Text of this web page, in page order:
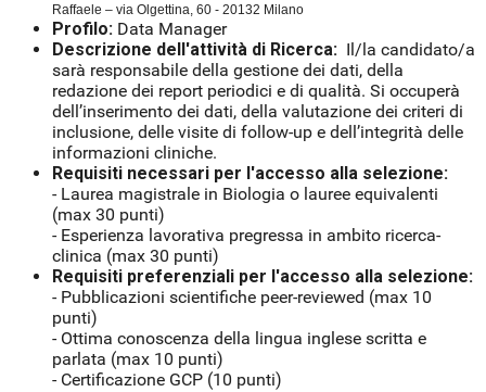
Raffaele – via Olgettina, 60 - 20132 Milano
Profilo: Data Manager
Descrizione dell'attività di Ricerca: Il/la candidato/a
sarà responsabile della gestione dei dati, della
redazione dei report periodici e di qualità. Si occuperà
dell’inserimento dei dati, della valutazione dei criteri di
inclusione, delle visite di follow-up e dell’integrità delle
informazioni cliniche.
Requisiti necessari per l'accesso alla selezione:
- Laurea magistrale in Biologia o lauree equivalenti
(max 30 punti)
- Esperienza lavorativa pregressa in ambito ricerca-
clinica (max 30 punti)
Requisiti preferenziali per l'accesso alla selezione:
- Pubblicazioni scientifiche peer-reviewed (max 10
punti)
- Ottima conoscenza della lingua inglese scritta e
parlata (max 10 punti)
- Certificazione GCP (10 punti)